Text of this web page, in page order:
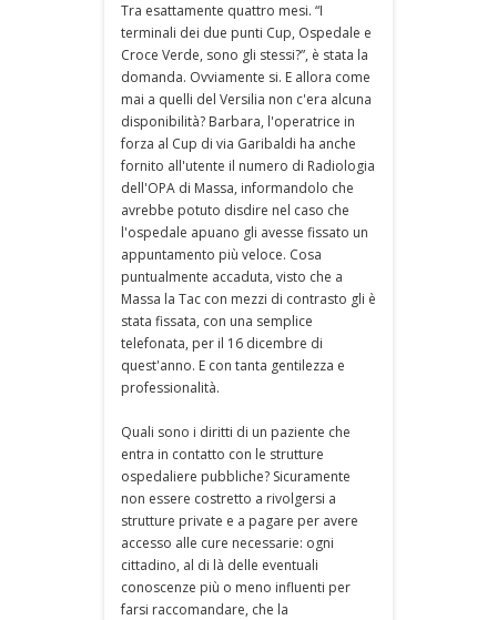
Tra esattamente quattro mesi. “I
terminali dei due punti Cup, Ospedale e
Croce Verde, sono gli stessi?”, è stata la
domanda. Ovviamente si. E allora come
mai a quelli del Versilia non c'era alcuna
disponibilità? Barbara, l'operatrice in
forza al Cup di via Garibaldi ha anche
fornito all'utente il numero di Radiologia
dell'OPA di Massa, informandolo che
avrebbe potuto disdire nel caso che
l'ospedale apuano gli avesse fissato un
appuntamento più veloce. Cosa
puntualmente accaduta, visto che a
Massa la Tac con mezzi di contrasto gli è
stata fissata, con una semplice
telefonata, per il 16 dicembre di
quest'anno. E con tanta gentilezza e
professionalità.
Quali sono i diritti di un paziente che
entra in contatto con le strutture
ospedaliere pubbliche? Sicuramente
non essere costretto a rivolgersi a
strutture private e a pagare per avere
accesso alle cure necessarie: ogni
cittadino, al di là delle eventuali
conoscenze più o meno influenti per
farsi raccomandare, che la